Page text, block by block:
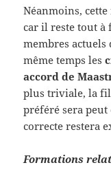
Néanmoins,
car il reste tout à
membres actuels
même temps les
accord de
plus triviale, la
préféré sera
correcte restera
Formations